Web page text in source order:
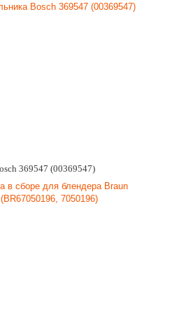
369547 (00369547)